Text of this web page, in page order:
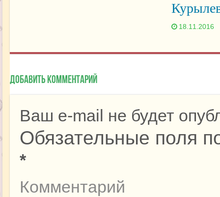
18.11.2016
Добавить комментарий
Ваш e-mail не будет
Обязательные поля
*
Комментарий